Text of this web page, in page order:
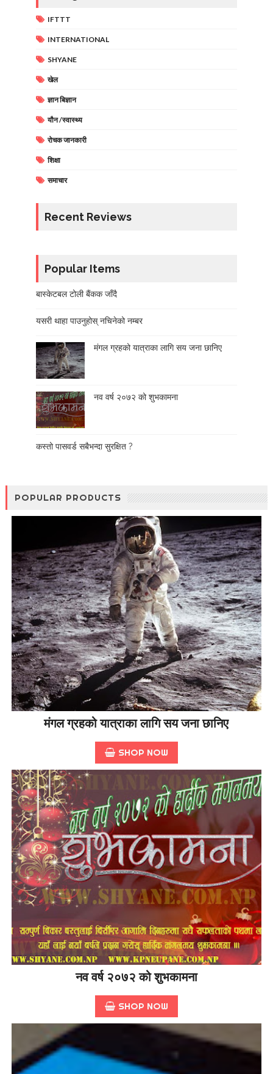
IFTTT
INTERNATIONAL
SHYANE
खेल
ज्ञान बिज्ञान
यौन /स्वास्थ्य
रोचक जानकारी
शिक्षा
समाचार
Recent Reviews
Popular Items
बास्केटबल टोली बैंकक जाँदै
यसरी थाहा पाउनुहोस् नचिनेको नम्बर
मंगल ग्रहको यात्राका लागि सय जना छानिए
नव वर्ष २०७२ को शुभकामना
कस्तो पासवर्ड सबैभन्दा सुरक्षित ?
POPULAR PRODUCTS
मंगल ग्रहको यात्राका लागि सय जना छानिए
SHOP NOW
नव वर्ष २०७२ को शुभकामना
SHOP NOW